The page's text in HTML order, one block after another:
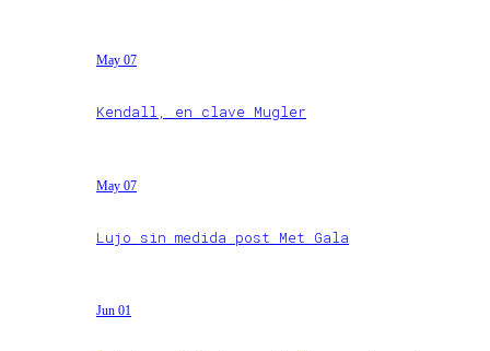
May 07
Kendall, en clave Mugler
May 07
Lujo sin medida post Met Gala
Jun 01